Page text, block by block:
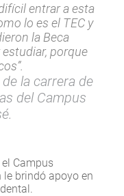
entrar a esta
lo es el TEC y
la Beca
porque
la carrera de
del Campus
Campus
brindó apoyo en